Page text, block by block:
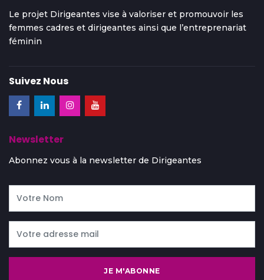
Le projet Dirigeantes vise à valoriser et promouvoir les
femmes cadres et dirigeantes ainsi que l’entreprenariat
féminin
Suivez Nous
Newsletter
Abonnez vous à la newsletter de Dirigeantes
JE M'ABONNE